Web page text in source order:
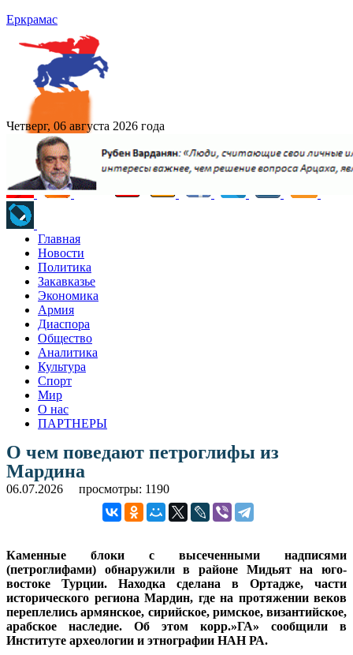
Еркрамас
Четверг, 06 августа 2026 года
Главная
Новости
Политика
Закавказье
Экономика
Армия
Диаспора
Общество
Аналитика
Культура
Спорт
Мир
О нас
ПАРТНЕРЫ
О чем поведают петроглифы из
Мардина
06.07.2026 просмотры: 1190
Каменные блоки с высеченными надписями
(петроглифами) обнаружили в районе Мидьят на юго-
востоке Турции. Находка сделана в Ортадже, части
исторического региона Мардин, где на протяжении веков
переплелись армянское, сирийское, римское, византийское,
арабское наследие. Об этом корр.»ГА» сообщили в
Институте археологии и этнографии НАН РА.